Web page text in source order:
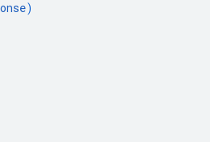
)